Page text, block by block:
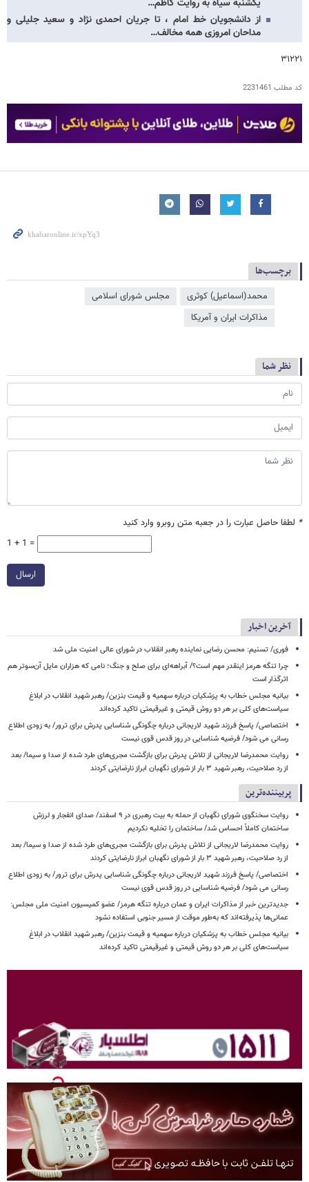
یکشنبه سیاه به روایت کاظم…
از دانشجویان خط امام ، تا جریان احمدی نژاد و سعید جلیلی و
مداحان امروزی همه مخالف…
۳۱۲۲۱
کد مطلب 2231461
برچسب‌ها
محمد(اسماعیل) کوثری
مجلس شورای اسلامی
مذاکرات ایران و آمریکا
نظر شما
* لطفا حاصل عبارت را در جعبه متن روبرو وارد کنید
1 + 1 =
ارسال
آخرین اخبار
فوری/ تسنیم: محسن رضایی نماینده رهبر انقلاب در شورای عالی امنیت ملی شد
چرا تنگه هرمز اینقدر مهم است؟/ آبراهه‌ای برای صلح و جنگ؛ نامی که هزاران مایل آن‌سوتر هم
اثرگذار است
بیانیه مجلس خطاب به پزشکیان درباره سهمیه و قیمت بنزین/ رهبر شهید انقلاب در ابلاغ
سیاست‌های کلی بر هر دو روش قیمتی و غیرقیمتی تاکید کرده‌اند
اختصاصی/ پاسخ فرزند شهید لاریجانی درباره چگونگی شناسایی پدرش برای ترور/ به زودی اطلاع
رسانی می شود/ فرضیه شناسایی در روز قدس قوی نیست
روایت محمدرضا لاریجانی از تلاش پدرش برای بازگشت مجری‌های طرد شده از صدا و سیما/ بعد
از رد صلاحیت، رهبر شهید ۳ بار از شورای نگهبان ابراز نارضایتی کردند
پربیننده‌ترین
روایت سخنگوی شورای نگهبان از حمله به بیت رهبری در ۹ اسفند/ صدای انفجار و لرزش
ساختمان کاملاً احساس شد/ ساختمان را تخلیه نکردیم
روایت محمدرضا لاریجانی از تلاش پدرش برای بازگشت مجری‌های طرد شده از صدا و سیما/ بعد
از رد صلاحیت، رهبر شهید ۳ بار از شورای نگهبان ابراز نارضایتی کردند
اختصاصی/ پاسخ فرزند شهید لاریجانی درباره چگونگی شناسایی پدرش برای ترور/ به زودی اطلاع
رسانی می شود/ فرضیه شناسایی در روز قدس قوی نیست
جدیدترین خبر از مذاکرات ایران و عمان درباره تنگه هرمز/ عضو کمیسیون امنیت ملی مجلس:
عمانی‌ها پذیرفته‌اند که به‌طور موقت از مسیر جنوبی استفاده نشود
بیانیه مجلس خطاب به پزشکیان درباره سهمیه و قیمت بنزین/ رهبر شهید انقلاب در ابلاغ
سیاست‌های کلی بر هر دو روش قیمتی و غیرقیمتی تاکید کرده‌اند